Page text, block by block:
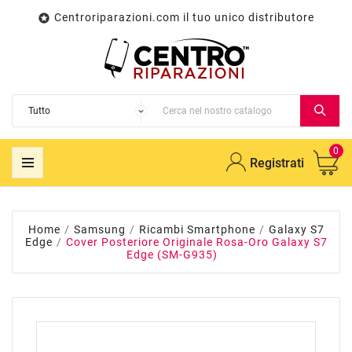
 Centroriparazioni.com il tuo unico distributore
Registrati
0
Home Samsung Ricambi Smartphone
Galaxy S7
Edge
Cover Posteriore Originale Rosa-Oro Galaxy S7
Edge (SM-G935)